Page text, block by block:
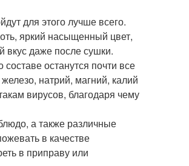
для этого лучше всего.
яркий насыщенный цвет,
вкус даже после сушки.
останутся почти все
натрий, магний, калий
вирусов, благодаря чему
а также различные
в качестве
в приправу или